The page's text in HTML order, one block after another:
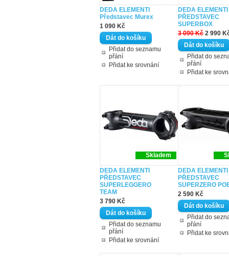
DEDA ELEMENTI
Představec Murex
1 090 Kč
Přidat do seznamu
přání
Přidat ke srovnání
DEDA ELEMENTI
PŘEDSTAVEC
SUPERBOX
3 090 Kč 2 990
Přidat do
přání
Přidat ke
Skladem
DEDA ELEMENTI
PŘEDSTAVEC
SUPERLEGGERO
TEAM
3 790 Kč
Přidat do seznamu
přání
Přidat ke srovnání
DEDA ELEMENTI
PŘEDSTAVEC
SUPERZERO
2 590 Kč
Přidat do
přání
Přidat ke